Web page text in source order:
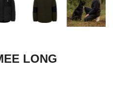
LONG